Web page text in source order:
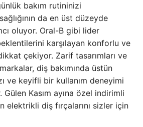
bakım rutininizi
da en üst düzeyde
oluyor. Oral-B gibi lider
karşılayan konforlu ve
çekiyor. Zarif tasarımları ve
diş bakımında üstün
ve keyifli bir kullanım deneyimi
Gülen Kasım ayına özel indirimli
elektrikli diş fırçalarını sizler için